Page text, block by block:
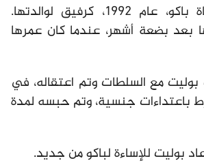
ودخل بوليت حياة باكو، عام 1992، كرفيق لوالدتها.
بعد بضعة أشهر، عندما كان عمرها
مع السلطات وتم اعتقاله، في
باعتداءات جنسية، وتم حبسه لمدة
بوليت للإساءة لباكو من جديد.